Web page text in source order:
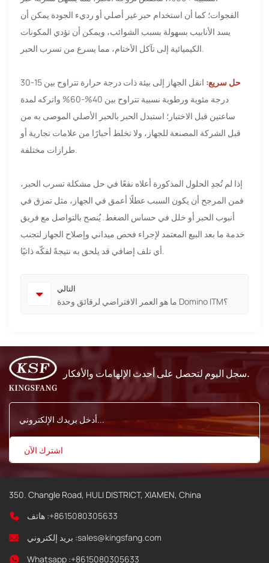
الفجوات؛ كما أن استخدام حبر غير أصلي أو رديء الجودة يمكن أن
يسد الأنابيب بسهولة بسبب الشوائب، ويمكن أن تؤدي المكونات
الكيميائية إلى تآكل الأختام، مما يسرع من تسرب الحبر.
حل سريع:
انقل الجهاز إلى بيئة ذات درجة حرارة تتراوح بين 15-30
درجة مئوية ورطوبة نسبية تتراوح بين 40%-60% واتركه لمدة
ساعتين قبل الاختبار؛ استبدل الحبر بالحبر الأصلي الموصى به من
قبل الشركة المصنعة للجهاز، ولا تخلط أحبارًا من علامات تجارية أو
طرازات مختلفة.
إذا لم تُجدِ الحلول المذكورة أعلاه نفعًا في حل مشكلة تسرب الحبر،
فمن المرجح أن يكون السبب عطلًا أعمق في الجهاز، مثل تمزق في
أنبوب الحبر أو خلل في حساس الضغط. يُنصح بالتواصل مع فريق
خدمة ما بعد البيع المعتمد لإجراء فحص ميداني وإصلاح الجهاز لتجنب
أي تلف إضافي قد يلحق به نتيجةً لفكّه ذاتيًا.
التالي
ما هو العمر الافتراضي لرقائق وحدة Domino ITM؟
سجل اليوم لتحصل على أحدث الإلهامات والأفكار.
350. Changle Road, HULI DISTRICT, XIAMEN, China
هاتف :+8615080305633
بريد إلكتروني :sales@kingsfang.com
Whatsapp :+8615080305633